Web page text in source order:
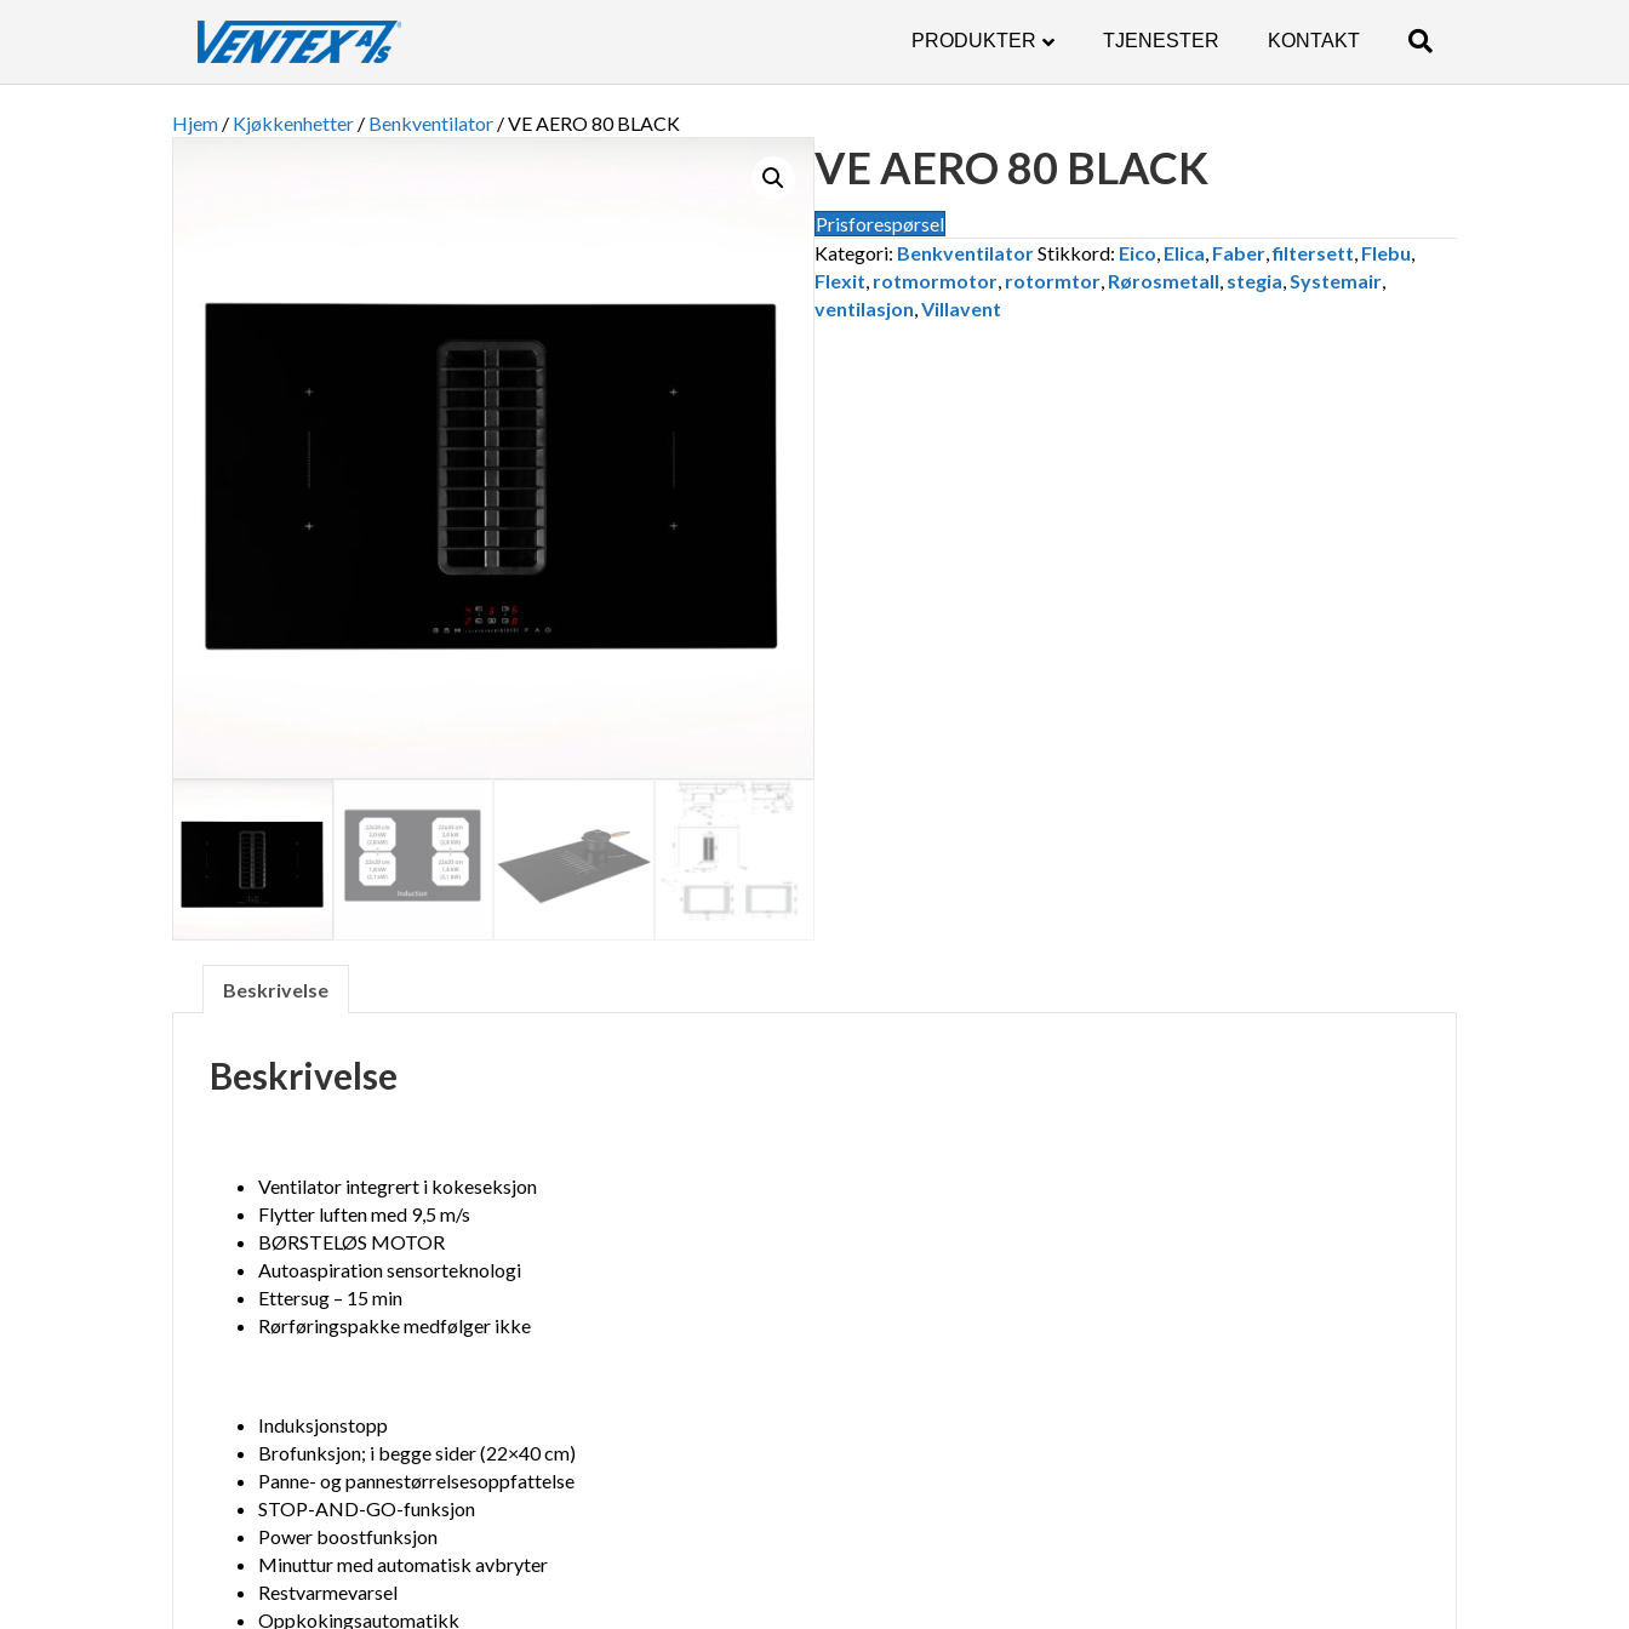
PRODUKTER TJENESTER KONTAKT
Hjem / Kjøkkenhetter / Benkventilator / VE AERO 80 BLACK
VE AERO 80 BLACK
Prisforespørsel
Kategori: BenkventilatorStikkord: Eico, Elica, Faber,filtersett, Flebu,
Flexit, rotmormotor, rotormtor, Rørosmetall, stegia,Systemair,
ventilasjon,Villavent
Beskrivelse
Beskrivelse
Ventilator integrert i kokeseksjon
Flytter luften med 9,5 m/s
BØRSTELØS MOTOR
Autoaspiration sensorteknologi
Ettersug – 15 min
Rørføringspakke medfølger ikke
Induksjonstopp
Brofunksjon; i begge sider (22×40 cm)
Panne- og pannestørrelsesoppfattelse
STOP-AND-GO-funksjon
Power boostfunksjon
Minuttur med automatisk avbryter
Restvarmevarsel
Oppkokingsautomatikk